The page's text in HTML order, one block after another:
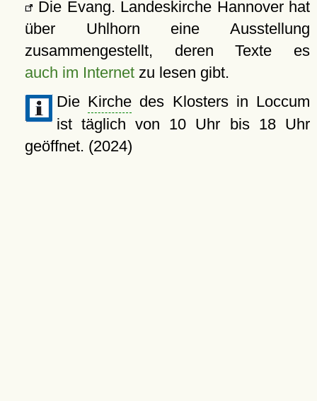
Die Evang. Landeskirche Hannover hat
über Uhlhorn eine Ausstellung
zusammengestellt, deren Texte es
auch im Internetzu lesen gibt.
Die Kirche des Klosters in Loccum
ist täglich von 10 Uhr bis 18 Uhr
geöffnet. (2024)